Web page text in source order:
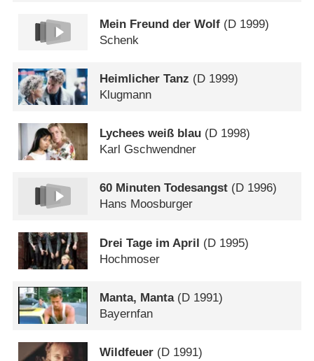
Mein Freund der Wolf (D 1999)
Schenk
Heimlicher Tanz (D 1999)
Klugmann
Lychees weiß blau (D 1998)
Karl Gschwendner
60 Minuten Todesangst (D 1996)
Hans Moosburger
Drei Tage im April (D 1995)
Hochmoser
Manta, Manta(D 1991)
Bayernfan
Wildfeuer (D 1991)